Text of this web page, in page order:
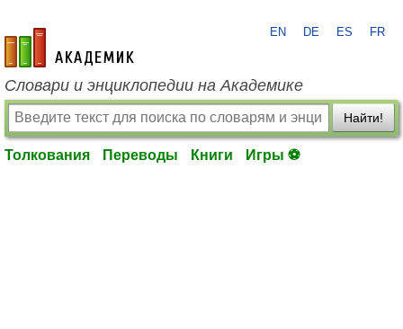
academic.ru
EN DE ES FR
Словари и энциклопедии на Академике
Найти!
Толкования Переводы Книги Игры ⚽